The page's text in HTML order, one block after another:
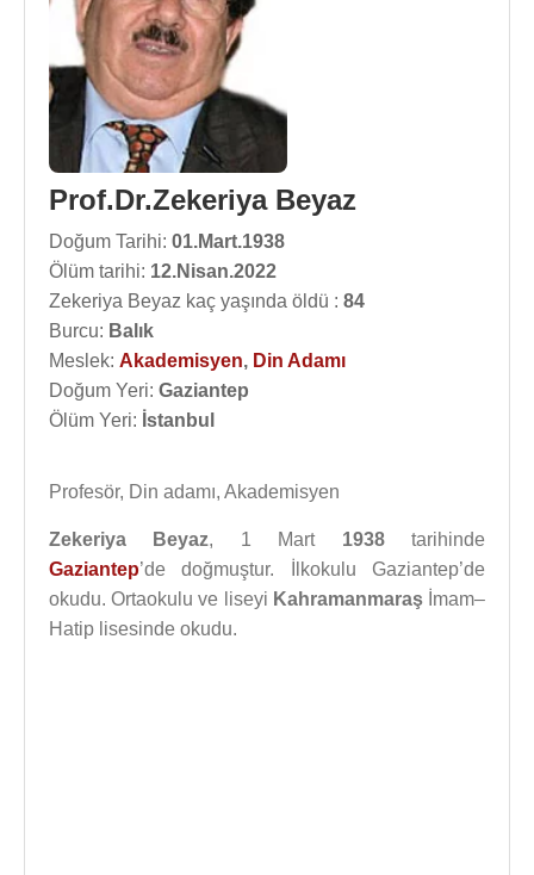
Prof.Dr.Zekeriya Beyaz
Doğum Tarihi: 01.Mart.1938
Ölüm tarihi: 12.Nisan.2022
Zekeriya Beyaz kaç yaşında öldü : 84
Burcu: Balık
Meslek: Akademisyen, Din Adamı
Doğum Yeri: Gaziantep
Ölüm Yeri: İstanbul
Profesör, Din adamı, Akademisyen
Zekeriya Beyaz, 1 Mart 1938tarihinde
Gaziantep’de doğmuştur. İlkokulu Gaziantep’de
okudu. Ortaokulu ve liseyi Kahramanmaraşİmam–
Hatip lisesinde okudu.